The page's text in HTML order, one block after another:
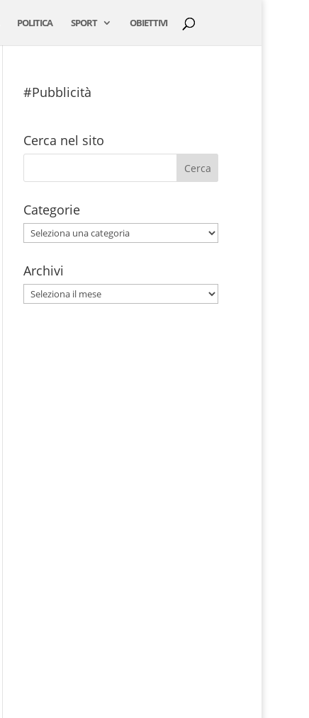
POLITICA SPORT OBIETTIVI
#Pubblicità
Cerca nel sito
Categorie
Categorie
Archivi
Archivi